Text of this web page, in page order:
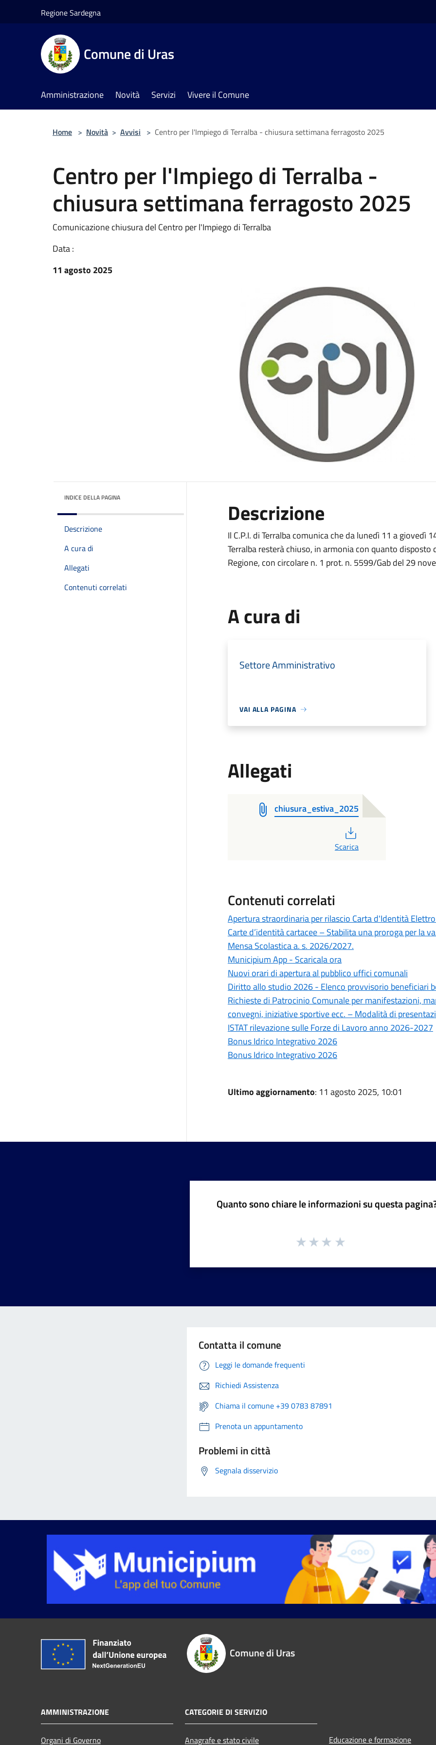
Regione Sardegna
Comune di Uras
Amministrazione Novità Servizi Vivere il Comune
Home > Novità > Avvisi > Centro per l'Impiego di Terralba - chiusura settimana ferragosto 2025
Centro per l'Impiego di Terralba -
chiusura settimana ferragosto 2025
Comunicazione chiusura del Centro per l'Impiego di Terralba
Data :
11 agosto 2025
INDICE DELLA PAGINA
Descrizione
A cura di
Allegati
Contenuti correlati
Descrizione
Il C.P.I. di Terralba comunica che da lunedì 11 a giovedì
Terralba resterà chiuso, in armonia con quanto
Regione, con circolare n. 1 prot. n. 5599/Gab del 29
A cura di
Settore Amministrativo
VAI ALLA PAGINA
Allegati
chiusura_estiva_2025
Scarica
Contenuti correlati
Apertura straordinaria per rilascio Carta d'Identità
Carte d’identità cartacee – Stabilita una proroga per la
Mensa Scolastica a. s. 2026/2027.
Municipium App - Scaricala ora
Nuovi orari di apertura al pubblico uffici comunali
Diritto allo studio 2026 - Elenco provvisorio beneficiari
Richieste di Patrocinio Comunale per manifestazioni,
convegni, iniziative sportive ecc. – Modalità di
ISTAT rilevazione sulle Forze di Lavoro anno 2026-2027
Bonus Idrico Integrativo 2026
Bonus Idrico Integrativo 2026
Ultimo aggiornamento: 11 agosto 2025, 10:01
Quanto sono chiare le informazioni su questa
Contatta il comune
Leggi le domande frequenti
Richiedi Assistenza
Chiama il comune +39 0783 87891
Prenota un appuntamento
Problemi in città
Segnala disservizio
Comune di Uras
AMMINISTRAZIONE
Organi di Governo
CATEGORIE DI SERVIZIO
Anagrafe e stato civile Educazione e formazione